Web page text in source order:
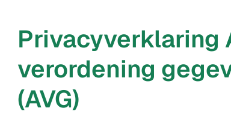
Privacyverklaring
verordening
(AVG)